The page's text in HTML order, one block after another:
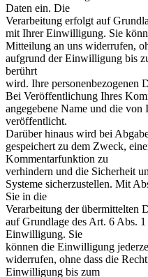
Daten ein. Die
Verarbeitung erfolgt auf
mit Ihrer Einwilligung. Sie
Mitteilung an uns widerrufen,
aufgrund der Einwilligung bis
berührt
wird. Ihre personenbezogenen
Bei Veröffentlichung Ihres
angegebene Name und die
veröffentlicht.
Darüber hinaus wird bei
gespeichert zu dem Zweck,
Kommentarfunktion zu
verhindern und die Sicherheit
Systeme sicherzustellen. Mit
Sie in die
Verarbeitung der übermittelten
auf Grundlage des Art. 6 Abs.
Einwilligung. Sie
können die Einwilligung
widerrufen, ohne dass die
Einwilligung bis zum